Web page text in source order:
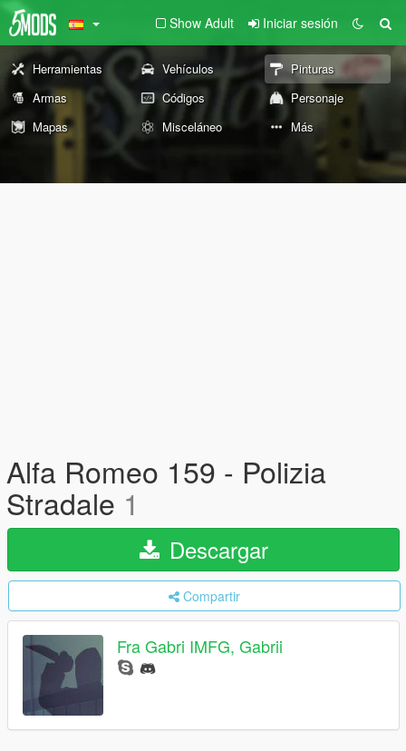
Show Adult Iniciar sesión
Herramientas Vehículos
Pinturas
Armas
Códigos
Personaje
Mapas
Misceláneo Más
Alfa Romeo 159 - Polizia
Stradale 1
Descargar
Compartir
Fra Gabri IMFG, Gabrii